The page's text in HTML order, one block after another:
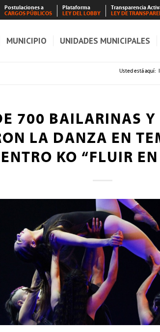
Postulaciones a
CARGOS PÚBLICOS
Plataforma
LEY DEL LOBBY
Transparencia
LEY DE
MUNICIPIO UNIDADES MUNICIPALES
Usted está aquí:
700 BAILARINAS Y
LA DANZA EN
KO “FLUIR